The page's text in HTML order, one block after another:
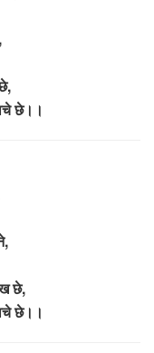
छे।।
छे,
छे।।